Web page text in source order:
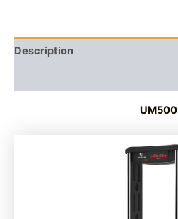
Description
UM500